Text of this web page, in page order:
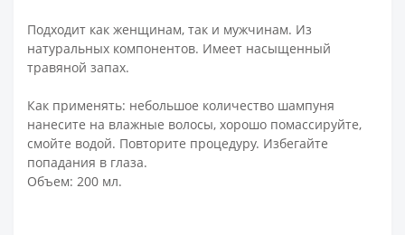
Подходит как женщинам, так и мужчинам. Из
натуральных компонентов. Имеет насыщенный
травяной запах.
Как применять: небольшое количество шампуня
нанесите на влажные волосы, хорошо помассируйте,
смойте водой. Повторите процедуру. Избегайте
попадания в глаза.
Объем: 200 мл.